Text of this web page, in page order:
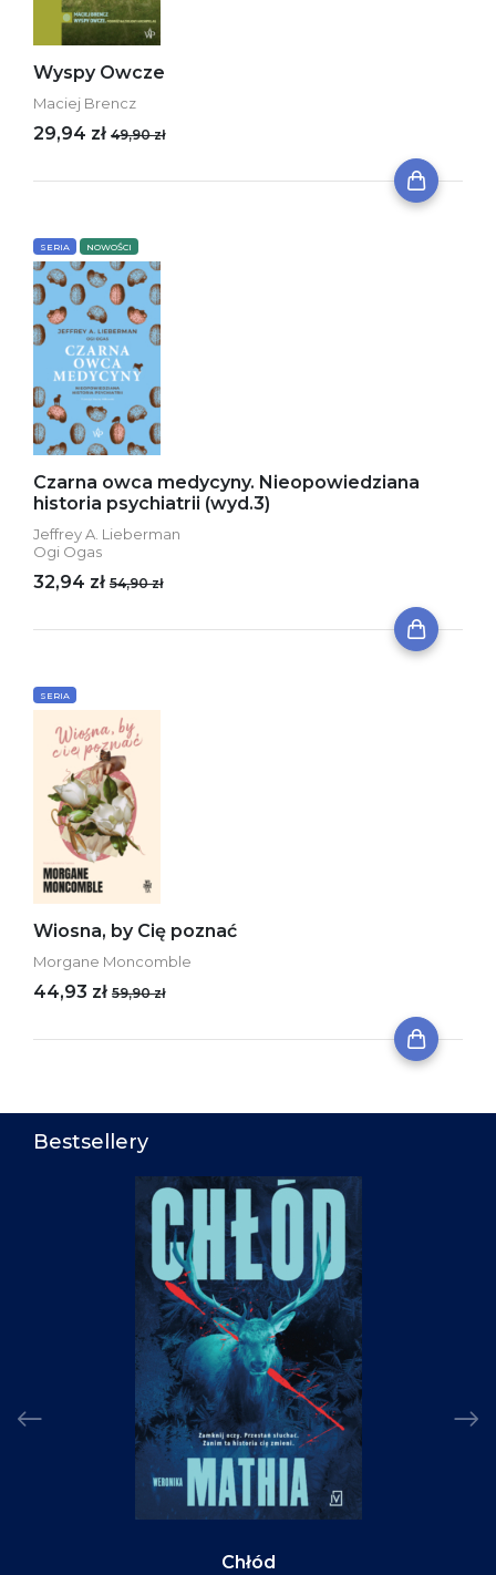
Wyspy Owcze
Maciej Brencz
29,94 zł 49,90 zł
SERIA NOWOŚCI
Czarna owca medycyny. Nieopowiedziana
historia psychiatrii (wyd.3)
Jeffrey A. Lieberman
Ogi Ogas
32,94 zł 54,90 zł
SERIA
Wiosna, by Cię poznać
Morgane Moncomble
44,93 zł 59,90 zł
Bestsellery
Chłód